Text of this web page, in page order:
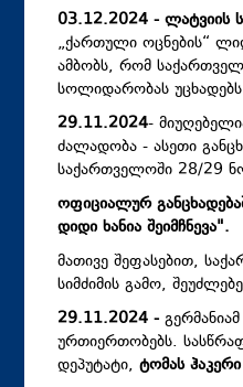
03.12.2024 - ლატვიის
„ქართული ოცნების“
ამბობს, რომ
სოლიდარობას
29.11.2024-
ძალადობა - ასეთი
საქართველოში 28/29
ოფიციალურ
დიდი ხანია შეიმჩნევა".
მათივე შეფასებით,
სიმძიმის გამო,
29.11.2024 -
ურთიერთობებს.
დეპუტატი, ტომას ჰაკერი